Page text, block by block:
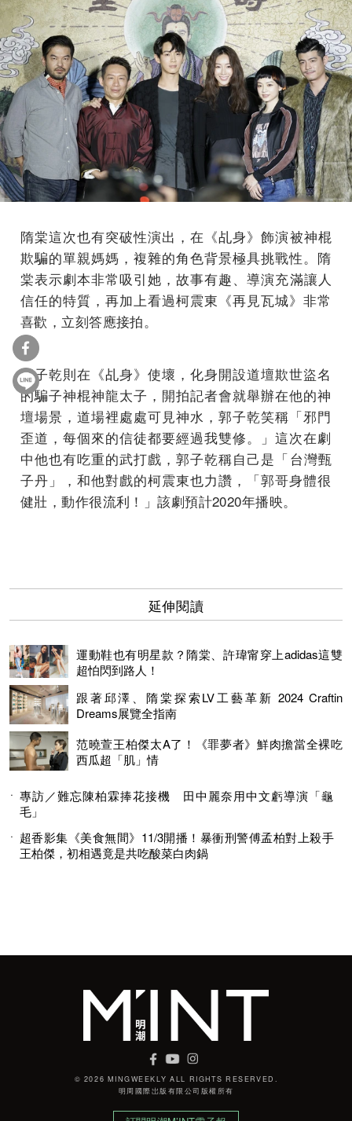
隋棠這次也有突破性演出，在《乩身》飾演被神棍
欺騙的單親媽媽，複雜的角色背景極具挑戰性。 隋
棠表示劇本非常吸引她，故事有趣、導演充滿讓人
信任的特質， 再加上看過柯震東《再見瓦城》非常
喜歡，立刻答應接拍。
郭子乾則在《乩身》使壞， 化身開設道壇欺世盜名
的騙子神棍神龍太子， 開拍記者會就舉辦在他的神
壇場景，道場裡處處可見神水， 郭子乾笑稱「邪門
歪道，每個來的信徒都要經過我雙修。」 這次在劇
中他也有吃重的武打戲，郭子乾稱自己是「台灣甄
子丹」， 和他對戲的柯震東也力讚，「郭哥身體很
健壯，動作很流利！」該劇預計2020年播映。
延伸閱讀
運動鞋也有明星款？隋棠、許瑋甯穿上adidas這雙
超怕閃到路人！
跟著邱澤、隋棠探索LV工藝革新 2024 Craftin
Dreams展覽全指南
范曉萱王柏傑太A了！《罪夢者》鮮肉擔當全裸吃
西瓜超「肌」情
專訪／難忘陳柏霖捧花接機 田中麗奈用中文虧導演「龜
毛」
超香影集《美食無間》11/3開播！暴衝刑警傅孟柏對上殺手
王柏傑，初相遇竟是共吃酸菜白肉鍋
© 2026 MINGWEEKLY ALL RIGHTS RESERVED.
明周國際岀版有限公司版權所有